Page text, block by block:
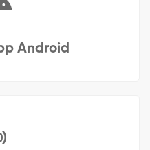
Android